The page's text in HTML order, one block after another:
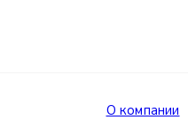
О компании